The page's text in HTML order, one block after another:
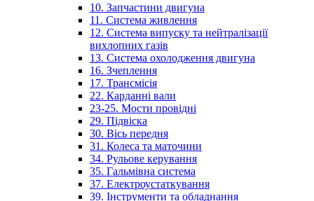
10. Запчастини двигуна
11. Система живлення
12. Система випуску та нейтралізації
вихлопних газів
13. Система охолодження двигуна
16. Зчеплення
17. Трансмісія
22. Карданні вали
23-25. Мости провідні
29. Підвіска
30. Вісь передня
31. Колеса та маточини
34. Рульове керування
35. Гальмівна система
37. Електроустаткування
39. Інструменти та обладнання